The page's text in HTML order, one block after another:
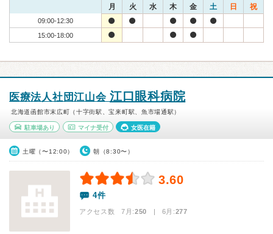
月 火 水 木 金 土 日 祝
09:00-12:30
15:00-18:00
医療法人社団江山会 江口眼科病院
北海道函館市末広町（十字街駅、宝来町駅、魚市場通駅）
駐車場あり マイナ受付 女医在籍
土曜（〜12:00） 朝（8:30〜）
3.60
4件
アクセス数 7月:250 | 6月:277